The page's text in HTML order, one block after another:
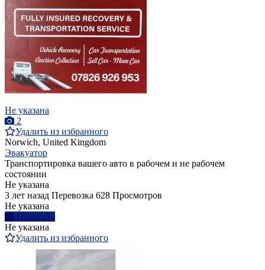
Не указана
2
Удалить из избранного
Norwich, United Kingdom
Эвакуатор
Транспортировка вашего авто в рабочем и не рабочем
состоянии
Не указана
3 лет назад Перевозка 628 Просмотров
Не указана
Написать
Не указана
Удалить из избранного